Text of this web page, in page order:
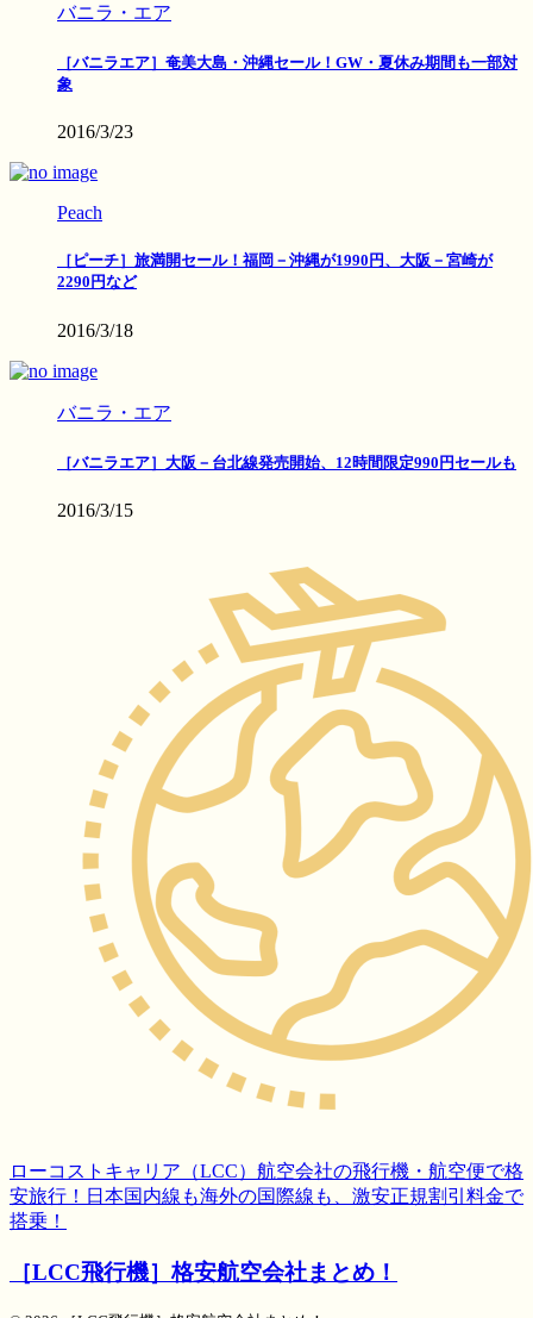
バニラ・エア
［バニラエア］奄美大島・沖縄セール！GW・夏休み期間も一部対
象
2016/3/23
Peach
［ピーチ］旅満開セール！福岡－沖縄が1990円、大阪－宮崎が
2290円など
2016/3/18
バニラ・エア
［バニラエア］大阪－台北線発売開始、12時間限定990円セールも
2016/3/15
ローコストキャリア（LCC）航空会社の飛行機・航空便で格
安旅行！日本国内線も海外の国際線も、激安正規割引料金で
搭乗！
［LCC飛行機］格安航空会社まとめ！